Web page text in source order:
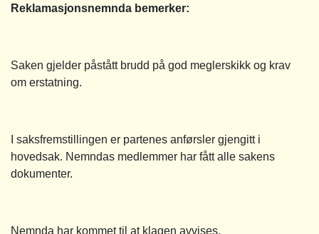
Reklamasjonsnemnda bemerker:
Saken gjelder påstått brudd på god meglerskikk og krav
om erstatning.
I saksfremstillingen er partenes anførsler gjengitt i
hovedsak. Nemndas medlemmer har fått alle sakens
dokumenter.
Nemnda har kommet til at klagen avvises.